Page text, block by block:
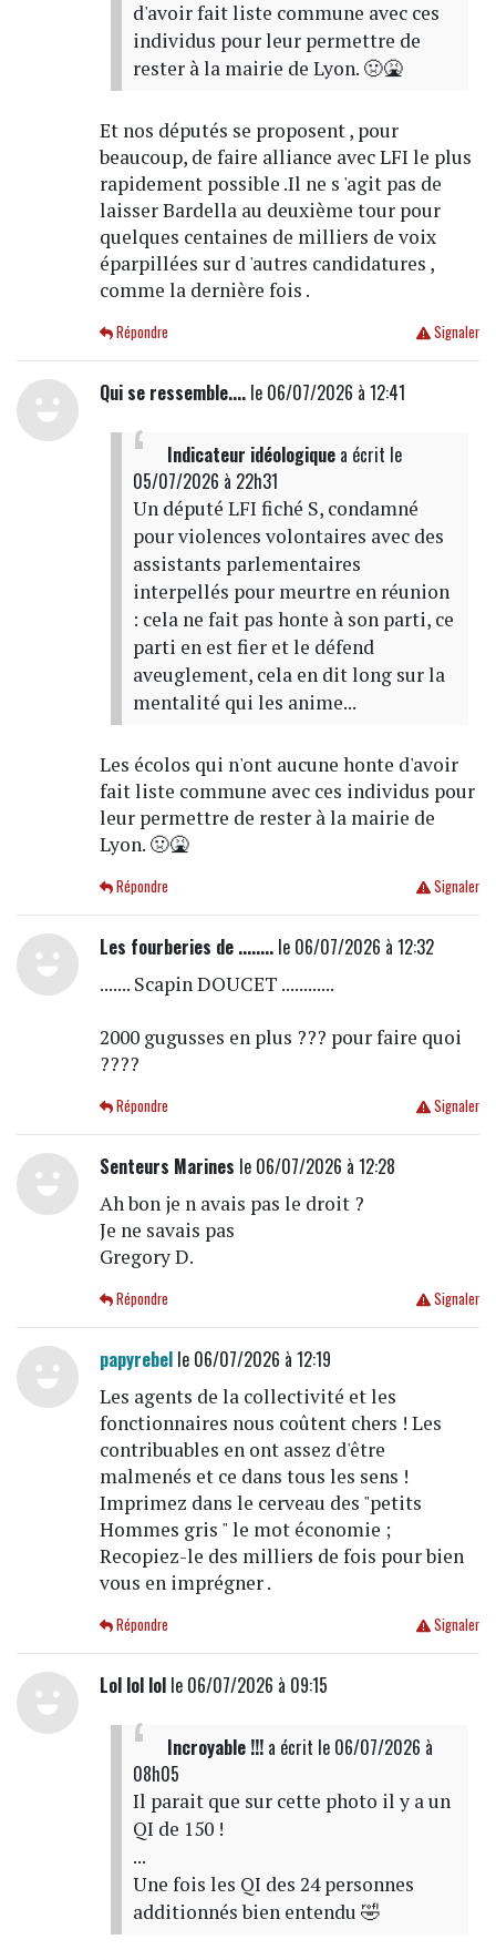
d'avoir fait liste commune avec ces
individus pour leur permettre de
rester à la mairie de Lyon. 🤢🤮
Et nos députés se proposent , pour
beaucoup, de faire alliance avec LFI le plus
rapidement possible .Il ne s 'agit pas de
laisser Bardella au deuxième tour pour
quelques centaines de milliers de voix
éparpillées sur d 'autres candidatures ,
comme la dernière fois .
Signaler
Répondre
Qui se ressemble....le 06/07/2026 à 12:41
Indicateur idéologiquea écrit le
05/07/2026 à 22h31
Un député LFI fiché S, condamné
pour violences volontaires avec des
assistants parlementaires
interpellés pour meurtre en réunion
: cela ne fait pas honte à son parti, ce
parti en est fier et le défend
aveuglement, cela en dit long sur la
mentalité qui les anime...
Les écolos qui n'ont aucune honte d'avoir
fait liste commune avec ces individus pour
leur permettre de rester à la mairie de
Lyon. 🤢🤮
Signaler
Répondre
Les fourberies de ........le 06/07/2026 à 12:32
....... Scapin DOUCET ............
2000 gugusses en plus ??? pour faire quoi
????
Signaler
Répondre
Senteurs Marines le 06/07/2026 à 12:28
Ah bon je n avais pas le droit ?
Je ne savais pas
Gregory D.
Signaler
Répondre
papyrebelle 06/07/2026 à 12:19
Les agents de la collectivité et les
fonctionnaires nous coûtent chers ! Les
contribuables en ont assez d'être
malmenés et ce dans tous les sens !
Imprimez dans le cerveau des "petits
Hommes gris " le mot économie ;
Recopiez-le des milliers de fois pour bien
vous en imprégner .
Signaler
Répondre
Lol lol lolle 06/07/2026 à 09:15
Incroyable !!!a écrit le 06/07/2026 à
08h05
Il parait que sur cette photo il y a un
QI de 150 !
...
Une fois les QI des 24 personnes
additionnés bien entendu 🤣